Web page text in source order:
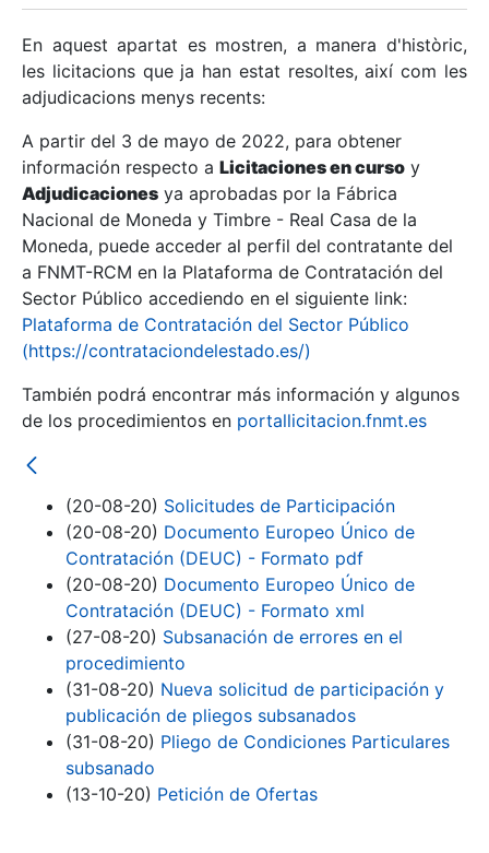
Mostra/Amaga
Mostra/Amaga
En aquest apartat es mostren, a manera d'històric,
les licitacions que ja han estat resoltes, així com les
adjudicacions menys recents:
A partir del 3 de mayo de 2022, para obtener
información respecto a Licitaciones en curso y
Adjudicaciones ya aprobadas por la Fábrica
Nacional de Moneda y Timbre - Real Casa de la
Moneda, puede acceder al perfil del contratante del
a FNMT-RCM en la Plataforma de Contratación del
Sector Público accediendo en el siguiente link:
Plataforma de Contratación del Sector Público
(https://contrataciondelestado.es/)
También podrá encontrar más información y algunos
de los procedimientos en portallicitacion.fnmt.es
(20-08-20) Solicitudes de Participación
(20-08-20) Documento Europeo Único de
Contratación (DEUC) - Formato pdf
(20-08-20) Documento Europeo Único de
Contratación (DEUC) - Formato xml
(27-08-20) Subsanación de errores en el
procedimiento
(31-08-20) Nueva solicitud de participación y
publicación de pliegos subsanados
(31-08-20) Pliego de Condiciones Particulares
subsanado
(13-10-20) Petición de Ofertas